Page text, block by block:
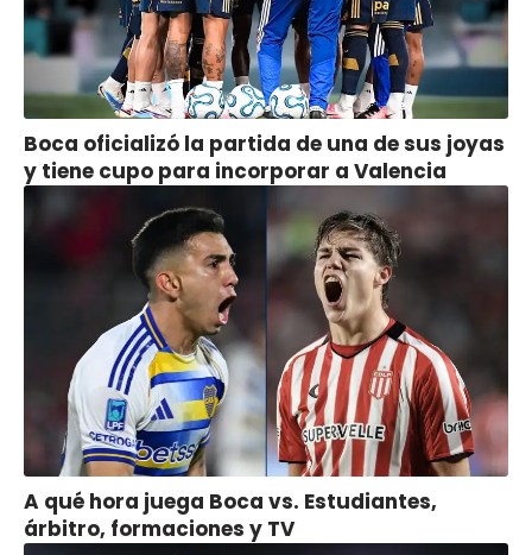
Boca oficializó la partida de una de sus joyas
y tiene cupo para incorporar a Valencia
A qué hora juega Boca vs. Estudiantes,
árbitro, formaciones y TV